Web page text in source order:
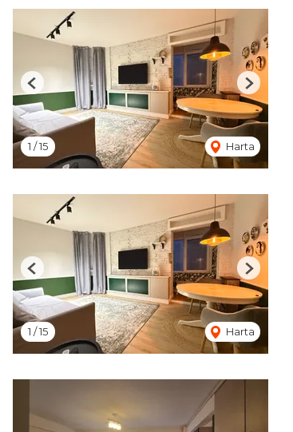
1 /15 Harta
Previous Next
1 /15 Harta
Previous Next